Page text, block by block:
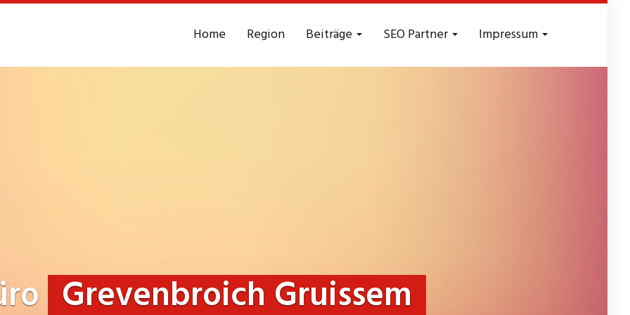
Home Region Beiträge SEO Partner Impressum
Grevenbroich Gruissem